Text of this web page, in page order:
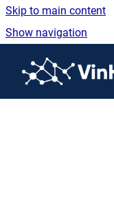
Skip to main content
Show navigation